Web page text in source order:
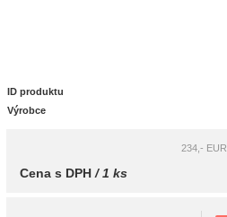
ID produktu
Výrobce
234,- EUR
Cena s DPH / 1 ks